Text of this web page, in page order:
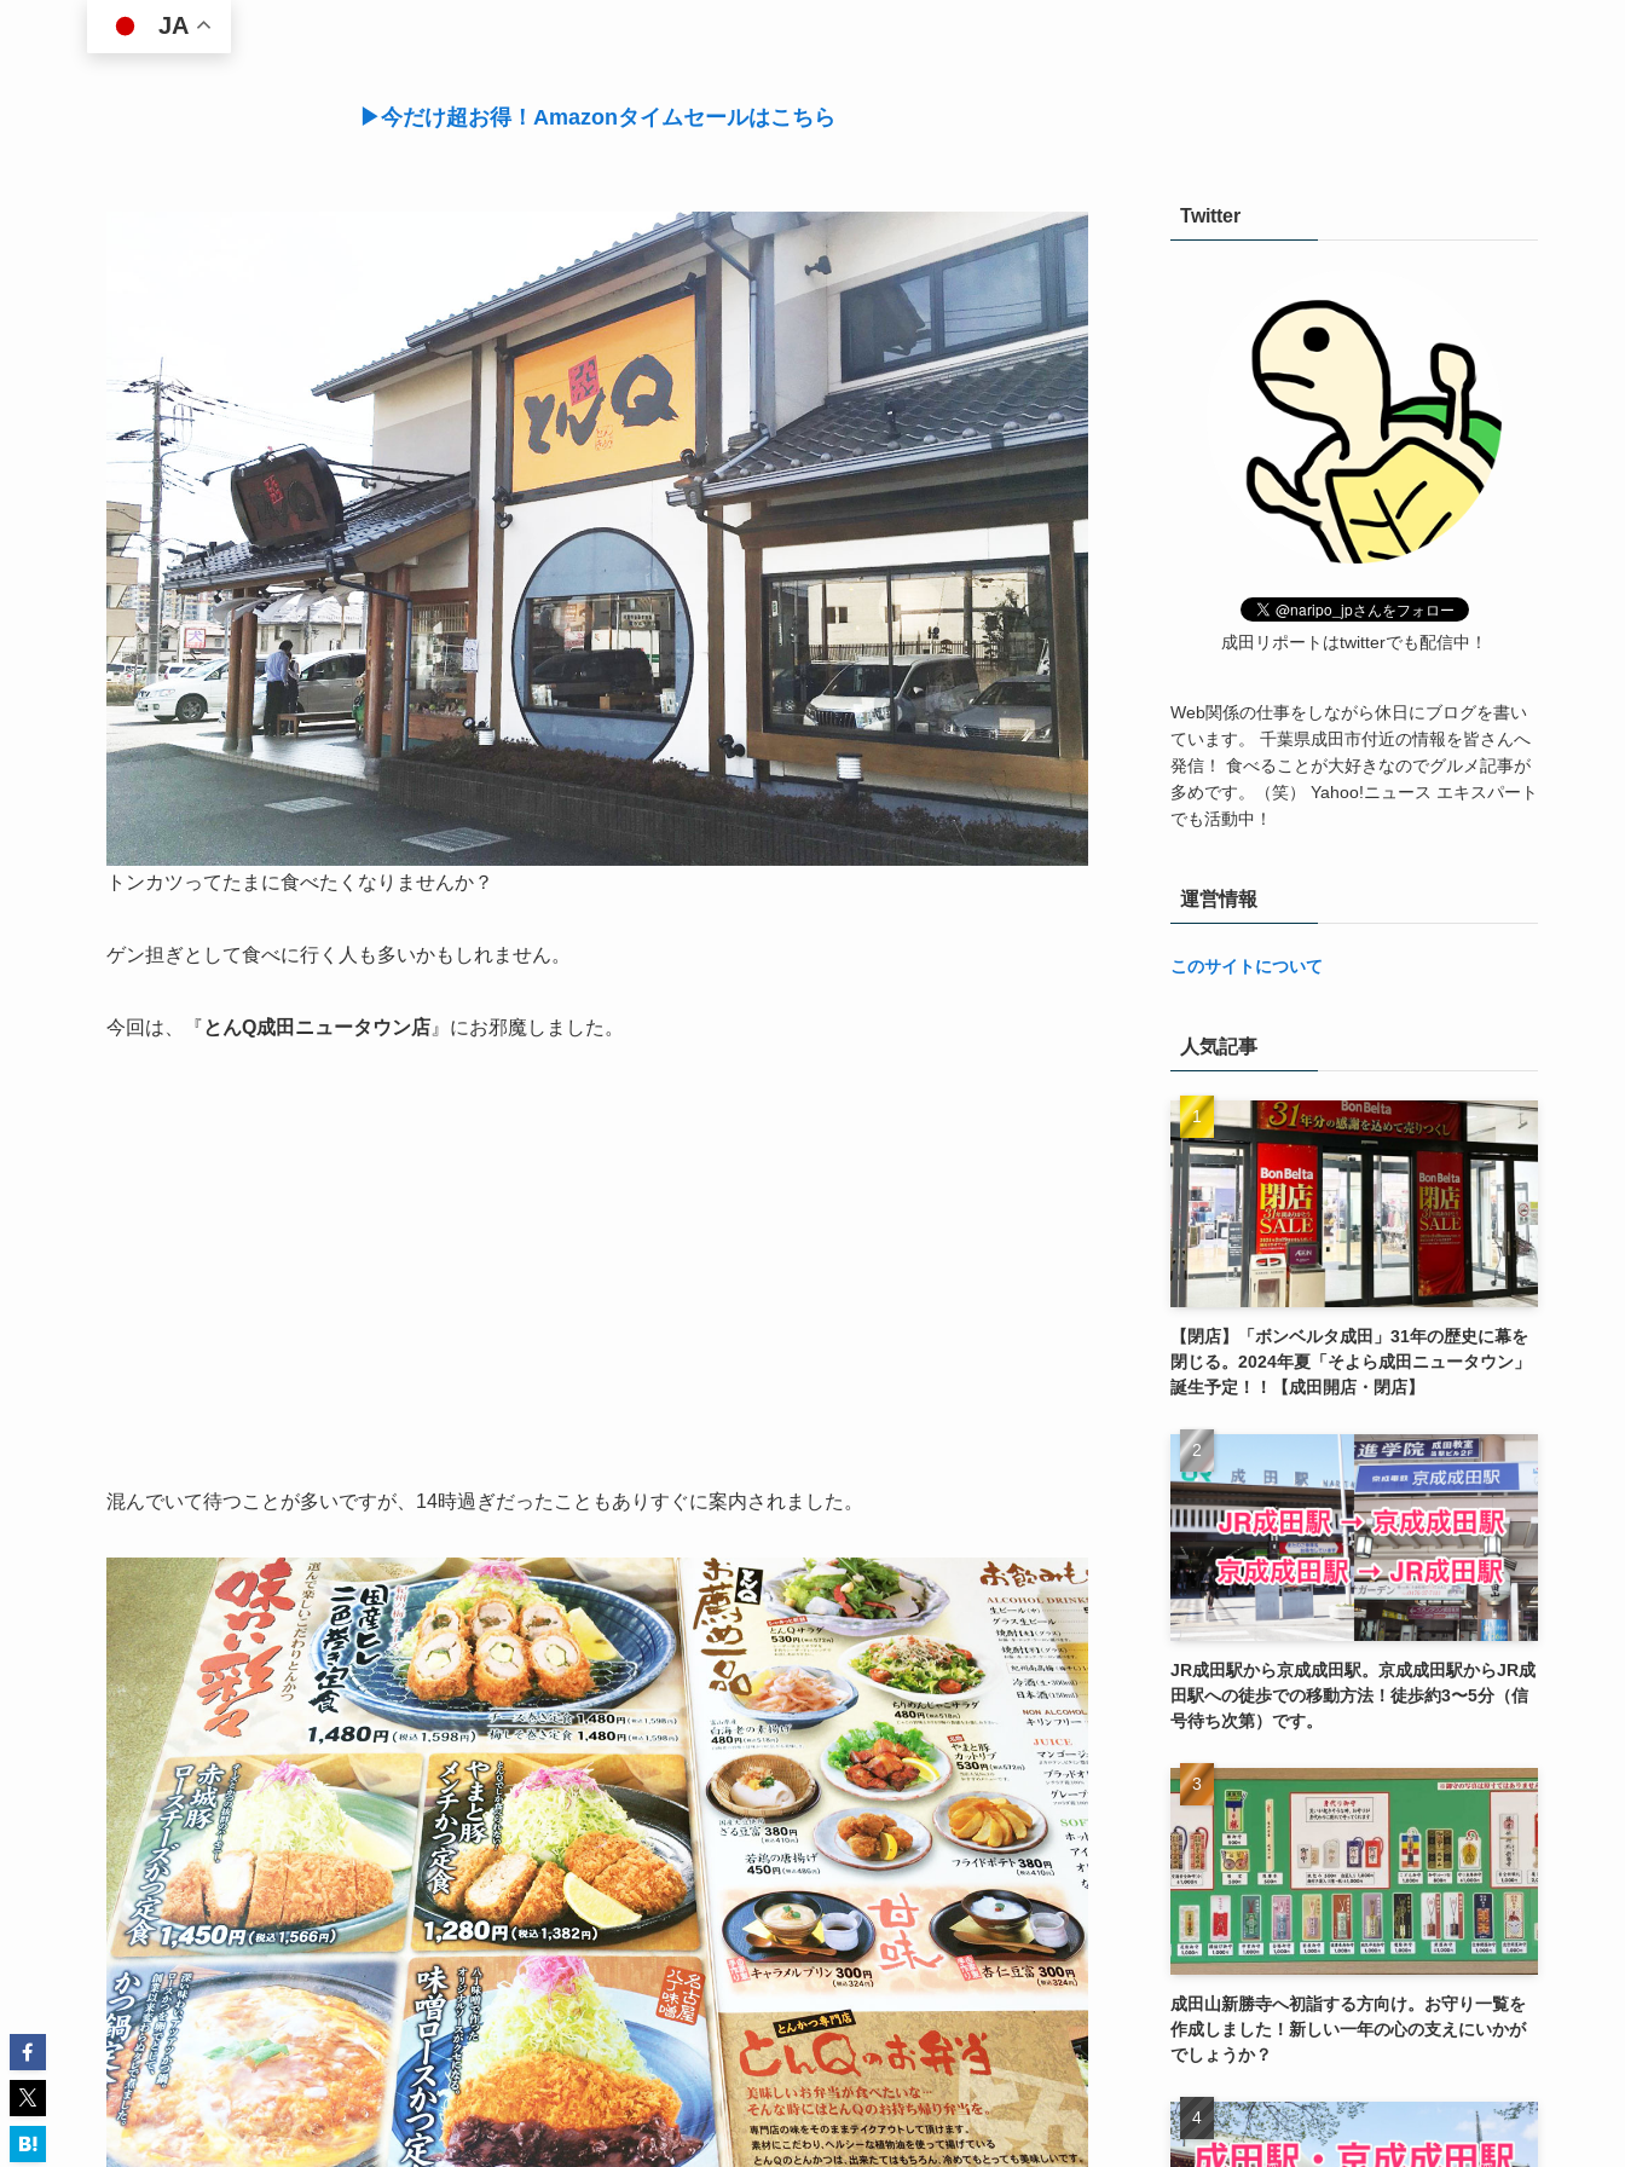
JA
▶今だけ超お得！Amazonタイムセールはこちら
トンカツってたまに食べたくなりませんか？
ゲン担ぎとして食べに行く人も多いかもしれません。
今回は、『とんQ成田ニュータウン店 』にお邪魔しました。
混んでいて待つことが多いですが、14時過ぎだったこともありすぐに案内されました。
Twitter
成田リポートはtwitterでも配信中！
Web関係の仕事をしながら休日にブログを書い
ています。 千葉県成田市付近の情報を皆さんへ
発信！ 食べることが大好きなのでグルメ記事が
多めです。（笑） Yahoo!ニュース エキスパート
でも活動中！
運営情報
このサイトについて
人気記事
【閉店】「ボンベルタ成田」31年の歴史に幕を
閉じる。2024年夏「そよら成田ニュータウン」
誕生予定！！【成田開店・閉店】
JR成田駅から京成成田駅。京成成田駅からJR成
田駅への徒歩での移動方法！徒歩約3〜5分（信
号待ち次第）です。
成田山新勝寺へ初詣する方向け。お守り一覧を
作成しました！新しい一年の心の支えにいかが
でしょうか？